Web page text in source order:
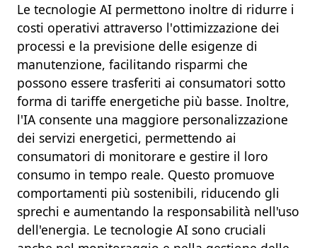
Le tecnologie AI permettono inoltre di ridurre i
costi operativi attraverso l'ottimizzazione dei
processi e la previsione delle esigenze di
manutenzione, facilitando risparmi che
possono essere trasferiti ai consumatori sotto
forma di tariffe energetiche più basse. Inoltre,
l'IA consente una maggiore personalizzazione
dei servizi energetici, permettendo ai
consumatori di monitorare e gestire il loro
consumo in tempo reale. Questo promuove
comportamenti più sostenibili, riducendo gli
sprechi e aumentando la responsabilità nell'uso
dell'energia. Le tecnologie AI sono cruciali